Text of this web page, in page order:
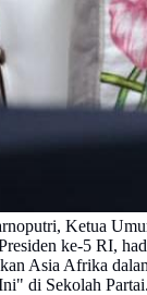
Ketua
ke-5 RI,
Asia Afrika
di Sekolah Partai.